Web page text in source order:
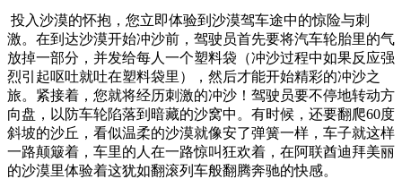
投入沙漠的怀抱，您立即体验到沙漠驾车途中的惊险与刺
激。在到达沙漠开始冲沙前，驾驶员首先要将汽车轮胎里的气
放掉一部分，并发给每人一个塑料袋（冲沙过程中如果反应强
烈引起呕吐就吐在塑料袋里），然后才能开始精彩的冲沙之
旅。紧接着，您就将经历刺激的冲沙！驾驶员要不停地转动方
向盘，以防车轮陷落到暗藏的沙窝中。有时候，还要翻爬60度
斜坡的沙丘，看似温柔的沙漠就像安了弹簧一样，车子就这样
一路颠簸着，车里的人在一路惊叫狂欢着，在阿联酋迪拜美丽
的沙漠里体验着这犹如翻滚列车般翻腾奔驰的快感。